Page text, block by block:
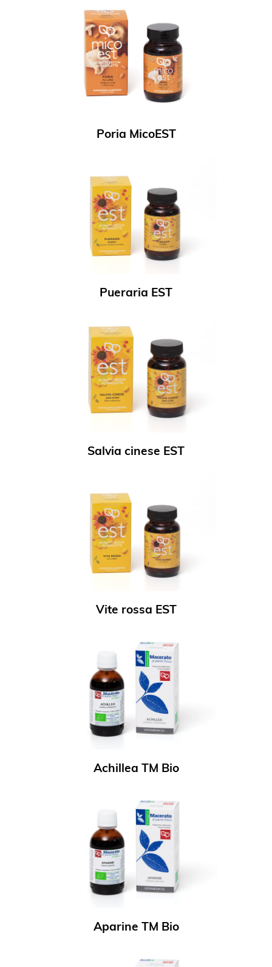
Poria MicoEST
Pueraria EST
Salvia cinese EST
Vite rossa EST
Achillea TM Bio
Aparine TM Bio